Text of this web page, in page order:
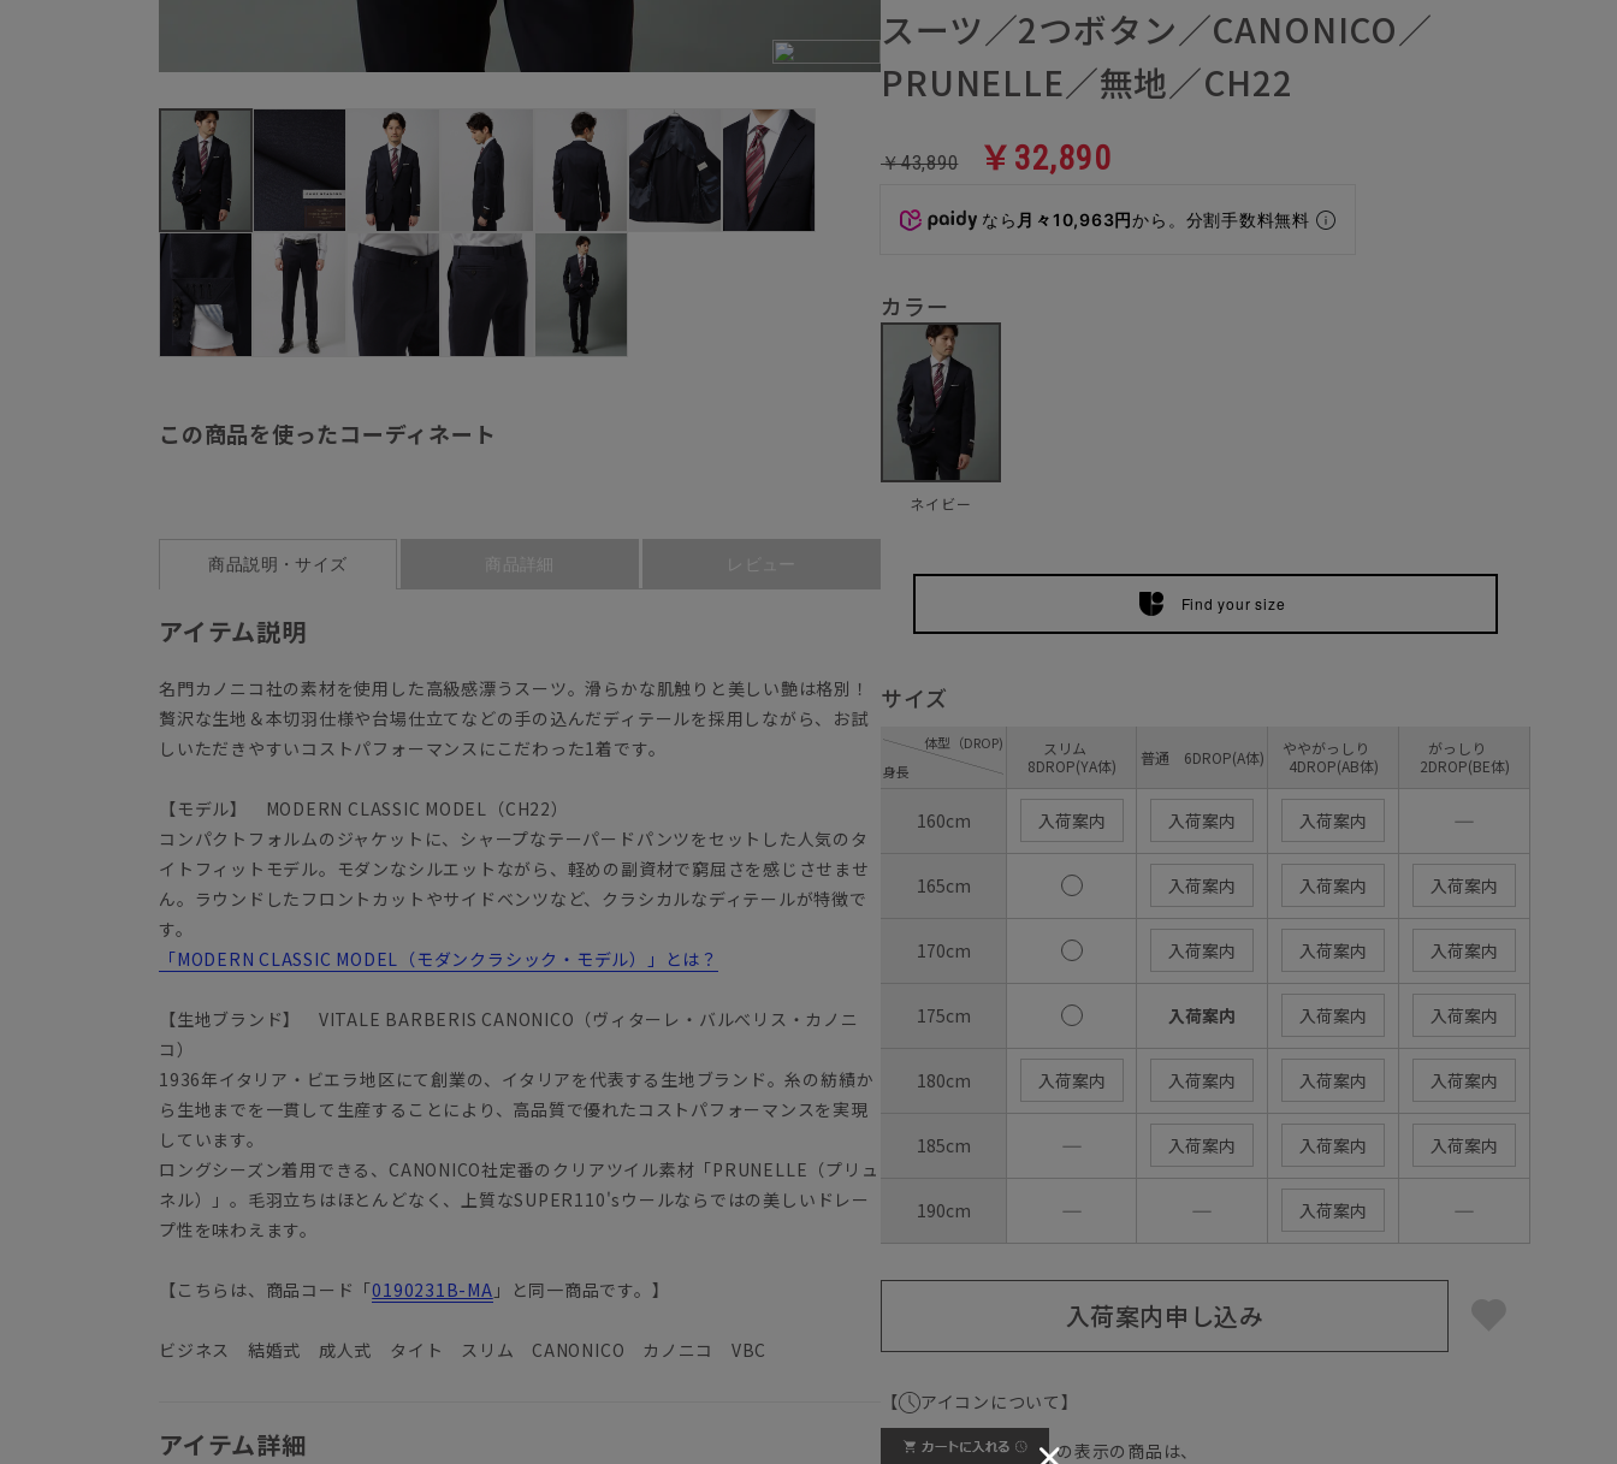
この商品を使ったコーディネート
商品説明・サイズ 商品詳細 レビュー
アイテム説明
名門カノニコ社の素材を使用した高級感漂うスーツ。滑らかな肌触りと美しい艶は格別！
贅沢な生地＆本切羽仕様や台場仕立てなどの手の込んだディテールを採用しながら、お試
しいただきやすいコストパフォーマンスにこだわった1着です。
【モデル】 MODERN CLASSIC MODEL（CH22）
コンパクトフォルムのジャケットに、シャープなテーパードパンツをセットした人気のタ
イトフィットモデル。モダンなシルエットながら、軽めの副資材で窮屈さを感じさせませ
ん。ラウンドしたフロントカットやサイドベンツなど、クラシカルなディテールが特徴で
す。
「MODERN CLASSIC MODEL（モダンクラシック・モデル）」とは？
【生地ブランド】 VITALE BARBERIS CANONICO（ヴィターレ・バルべリス・カノニ
コ）
1936年イタリア・ビエラ地区にて創業の、イタリアを代表する生地ブランド。糸の紡績か
ら生地までを一貫して生産することにより、高品質で優れたコストパフォーマンスを実現
しています。
ロングシーズン着用できる、CANONICO社定番のクリアツイル素材「PRUNELLE（プリュ
ネル）」。毛羽立ちはほとんどなく、上質なSUPER110'sウールならではの美しいドレー
プ性を味わえます。
【こちらは、商品コード「0190231B-MA 」と同一商品です。】
ビジネス 結婚式 成人式 タイト スリム CANONICO カノニコ VBC
アイテム詳細
スーツ／2つボタン／CANONICO／
PRUNELLE／無地／CH22
￥43,890 ￥32,890
なら 月々10,963円から。分割手数料無料
カラー
ネイビー
Find your size
サイズ
身長
体型（DROP)
スリム
8DROP(YA体)
普通 6DROP(A体)
ややがっしり
4DROP(AB体)
がっしり
2DROP(BE体)
160cm 入荷案内 入荷案内 入荷案内 ―
165cm 入荷案内 入荷案内 入荷案内
170cm 入荷案内 入荷案内 入荷案内
175cm 入荷案内 入荷案内 入荷案内
180cm 入荷案内 入荷案内 入荷案内 入荷案内
185cm ― 入荷案内 入荷案内 入荷案内
190cm ― ― 入荷案内 ―
入荷案内申し込み
【 アイコンについて】
の表示の商品は、